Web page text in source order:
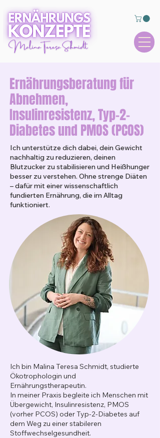
Ernährungsberatung für
Abnehmen,
Insulinresistenz, Typ-2-
Diabetes und PMOS (PCOS)
Ich unterstütze dich dabei, dein Gewicht
nachhaltig zu reduzieren, deinen
Blutzucker zu stabilisieren und Heißhunger
besser zu verstehen. Ohne strenge Diäten
– dafür mit einer wissenschaftlich
fundierten Ernährung, die im Alltag
funktioniert.
Ich bin Malina Teresa Schmidt, studierte
Ökotrophologin und
Ernährungstherapeutin.
In meiner Praxis begleite ich Menschen mit
Übergewicht, Insulinresistenz, PMOS
(vorher PCOS) oder Typ-2-Diabetes auf
dem Weg zu einer stabileren
Stoffwechselgesundheit.